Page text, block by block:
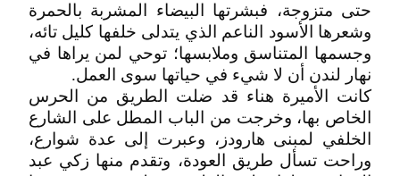
حتى متزوجة، فبشرتها البيضاء المشربة بالحمرة
وشعرها الأسود الناعم الذي يتدلى خلفها كليل تائه،
وجسمها المتناسق وملابسها؛ توحي لمن يراها في
نهار لندن أن لا شيء في حياتها سوى العمل.
كانت الأميرة هناء قد ضلت الطريق من الحرس
الخاص بها، وخرجت من الباب المطل على الشارع
الخلفي لمبنى هارودز، وعبرت إلى عدة شوارع،
وراحت تسأل طريق العودة، وتقدم منها زكي عبد